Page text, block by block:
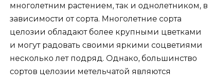
многолетним растением, так и однолетником, в
зависимости от сорта. Многолетние сорта
целозии обладают более крупными цветками
и могут радовать своими яркими соцветиями
несколько лет подряд. Однако, большинство
сортов целозии метельчатой являются